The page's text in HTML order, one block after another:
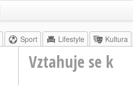
Sport Lifestyle Kultura
Vztahuje se k